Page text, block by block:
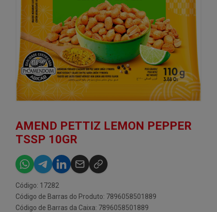
AMEND PETTIZ LEMON PEPPER
TSSP 10GR
Código: 17282
Código de Barras do Produto: 7896058501889
Código de Barras da Caixa: 7896058501889